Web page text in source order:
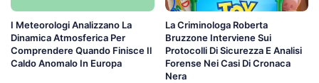
I Meteorologi Analizzano La
Dinamica Atmosferica Per
Comprendere Quando Finisce Il
Caldo Anomalo In Europa
La Criminologa Roberta
Bruzzone Interviene Sui
Protocolli Di Sicurezza E Analisi
Forense Nei Casi Di Cronaca
Nera